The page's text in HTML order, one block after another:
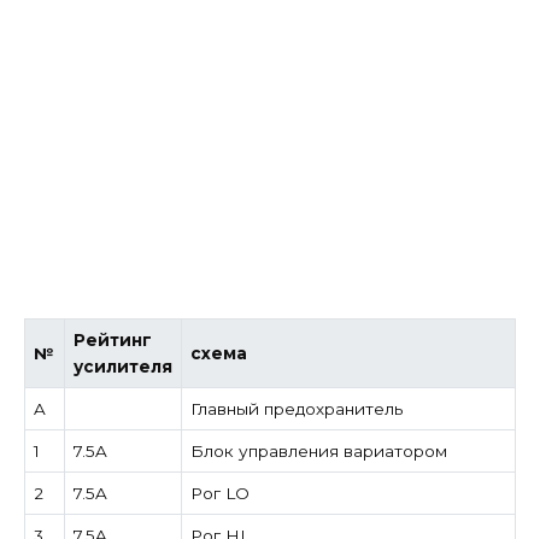
№
Рейтинг
усилителя
схема
A Главный предохранитель
1 7.5A Блок управления вариатором
2 7.5A Рог LO